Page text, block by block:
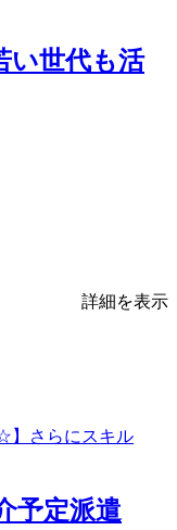
い世代も活
詳細を表示
予定派遣